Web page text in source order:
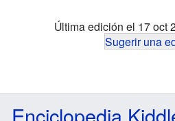
Última edición el 17 oct
Sugerir una
Enciclopedia